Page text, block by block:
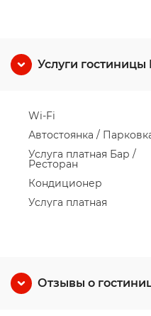
Услуги гостиницы
Wi-Fi
Автостоянка /
Услуга платная Бар /
Ресторан
Кондиционер
Услуга платная
Отзывы о